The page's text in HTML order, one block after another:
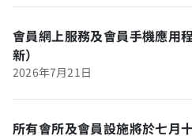
會員網上服務及會員手機應用
新）
2026年7月21日
所有會所及會員設施將於七月